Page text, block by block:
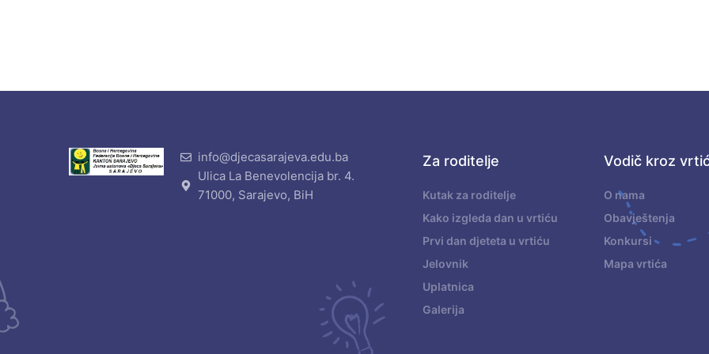
info@djecasarajeva.edu.ba
Ulica La Benevolencija br. 4.
71000, Sarajevo, BiH
Za roditelje
Kutak za roditelje
Kako izgleda dan u vrtiću
Prvi dan djeteta u vrtiću
Jelovnik
Uplatnica
Galerija
Vodič kroz
O nama
Obavještenja
Konkursi
Mapa vrtića